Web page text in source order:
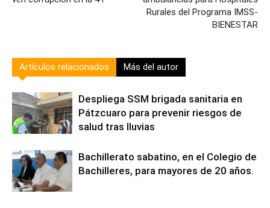
Rurales del Programa IMSS-
BIENESTAR
Artículos relacionados Más del autor
Despliega SSM brigada sanitaria en
Pátzcuaro para prevenir riesgos de
salud tras lluvias
Bachillerato sabatino, en el Colegio de
Bachilleres, para mayores de 20 años.